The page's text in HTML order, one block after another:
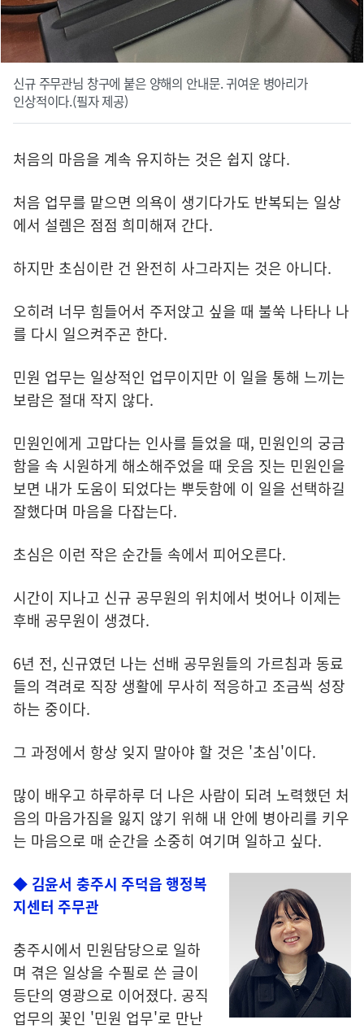
신규 주무관님 창구에 붙은 양해의 안내문. 귀여운 병아리가
인상적이다.(필자 제공)
처음의 마음을 계속 유지하는 것은 쉽지 않다.
처음 업무를 맡으면 의욕이 생기다가도 반복되는 일상
에서 설렘은 점점 희미해져 간다.
하지만 초심이란 건 완전히 사그라지는 것은 아니다.
오히려 너무 힘들어서 주저앉고 싶을 때 불쑥 나타나 나
를 다시 일으켜주곤 한다.
민원 업무는 일상적인 업무이지만 이 일을 통해 느끼는
보람은 절대 작지 않다.
민원인에게 고맙다는 인사를 들었을 때, 민원인의 궁금
함을 속 시원하게 해소해주었을 때 웃음 짓는 민원인을
보면 내가 도움이 되었다는 뿌듯함에 이 일을 선택하길
잘했다며 마음을 다잡는다.
초심은 이런 작은 순간들 속에서 피어오른다.
시간이 지나고 신규 공무원의 위치에서 벗어나 이제는
후배 공무원이 생겼다.
6년 전, 신규였던 나는 선배 공무원들의 가르침과 동료
들의 격려로 직장 생활에 무사히 적응하고 조금씩 성장
하는 중이다.
그 과정에서 항상 잊지 말아야 할 것은 '초심'이다.
많이 배우고 하루하루 더 나은 사람이 되려 노력했던 처
음의 마음가짐을 잃지 않기 위해 내 안에 병아리를 키우
는 마음으로 매 순간을 소중히 여기며 일하고 싶다.
◆ 김윤서 충주시 주덕읍 행정복
지센터 주무관
충주시에서 민원담당으로 일하
며 겪은 일상을 수필로 쓴 글이
등단의 영광으로 이어졌다. 공직
업무의 꽃인 '민원 업무'로 만난